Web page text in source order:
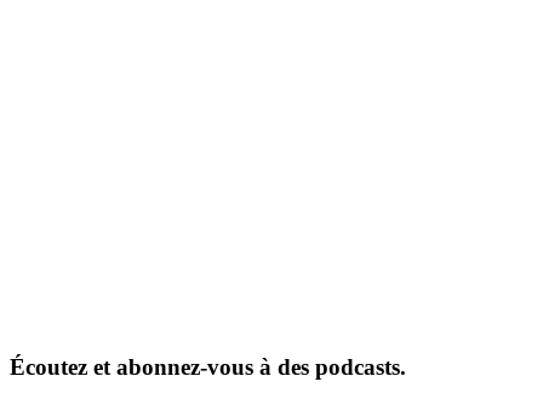
Écoutez et abonnez-vous à des podcasts.